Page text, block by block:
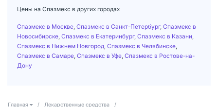
Цены на Спазмекс в других городах
Спазмекс в Москве Спазмекс в Санкт-Петербург, Спазмекс в
Новосибирске Спазмекс в Екатеринбург, Спазмекс в Казани
Спазмекс в Нижнем Новгород Спазмекс в Челябинске
Спазмекс в Самаре Спазмекс в Уфе Спазмекс в Ростове-на-
Дону
Главная / Лекарственные средства
/